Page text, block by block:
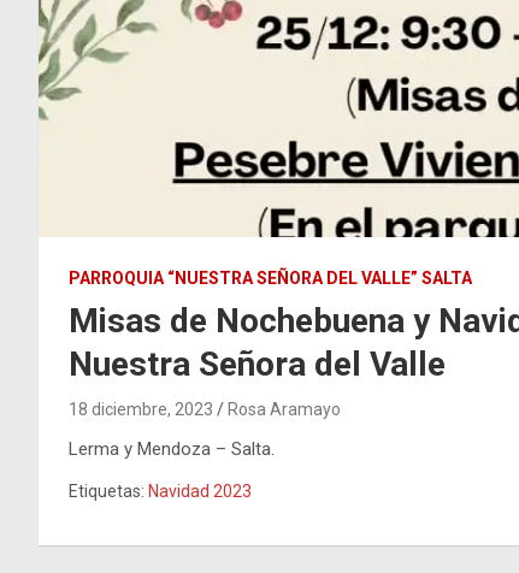
PARROQUIA “NUESTRA SEÑORA DEL VALLE” SALTA
Misas de Nochebuena y
Nuestra Señora del Valle
18 diciembre, 2023 Rosa Aramayo
Lerma y Mendoza – Salta.
Etiquetas: Navidad 2023